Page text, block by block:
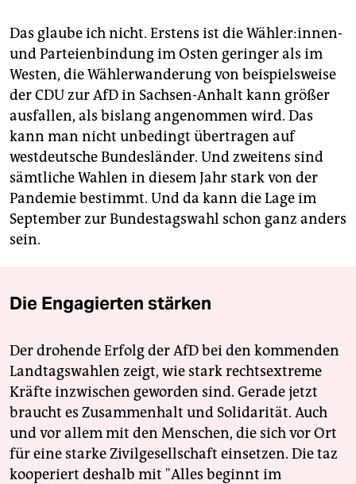
Das glaube ich nicht. Erstens ist die Wähler:innen-
und Parteienbindung im Osten geringer als im
Westen, die Wählerwanderung von beispielsweise
der CDU zur AfD in Sachsen-Anhalt kann größer
ausfallen, als bislang angenommen wird. Das
kann man nicht unbedingt übertragen auf
westdeutsche Bundesländer. Und zweitens sind
sämtliche Wahlen in diesem Jahr stark von der
Pandemie bestimmt. Und da kann die Lage im
September zur Bundestagswahl schon ganz anders
sein.
Die Engagierten stärken
Der drohende Erfolg der AfD bei den kommenden
Landtagswahlen zeigt, wie stark rechtsextreme
Kräfte inzwischen geworden sind. Gerade jetzt
braucht es Zusammenhalt und Solidarität. Auch
und vor allem mit den Menschen, die sich vor Ort
für eine starke Zivilgesellschaft einsetzen. Die taz
kooperiert deshalb mit "Alles beginnt im